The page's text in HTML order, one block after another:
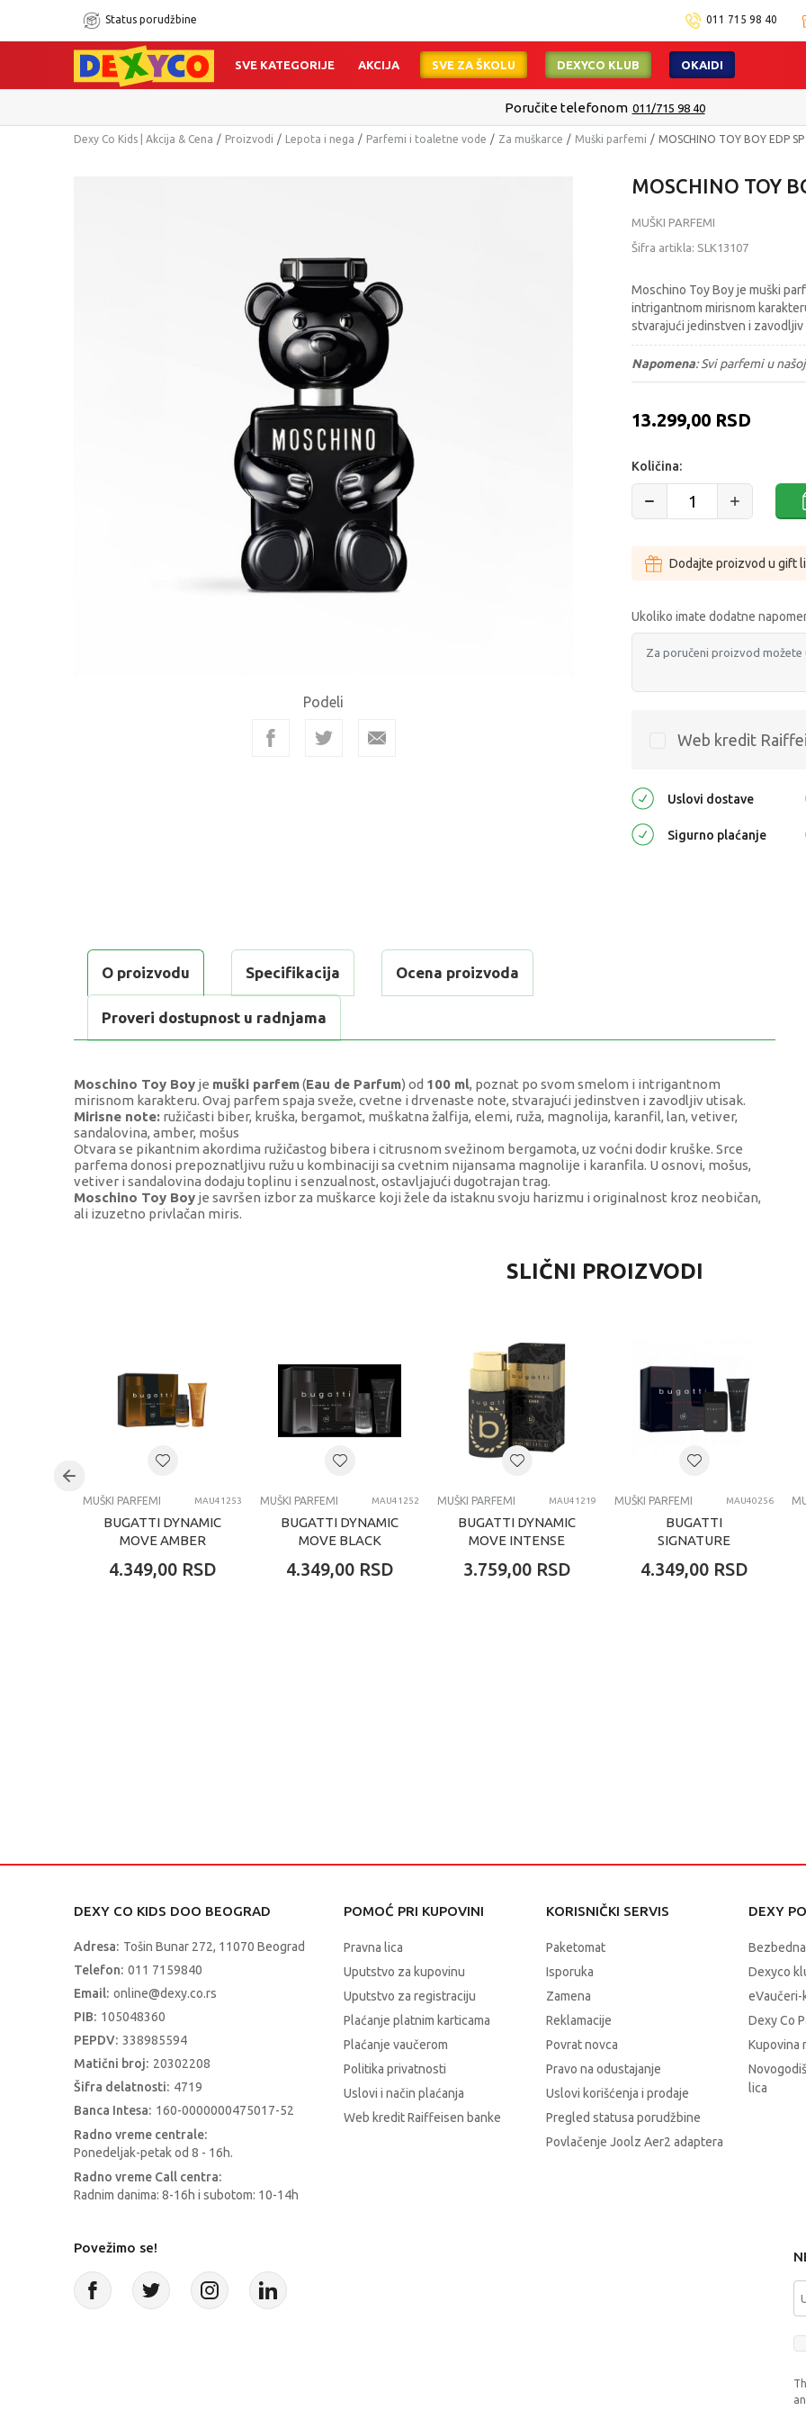
Status porudžbine 011 715 98 40
SVE KATEGORIJE AKCIJA SVE ZA ŠKOLU DEXYCO KLUB OKAIDI
Poručite telefonom 011/715 98 40
Dexy Co Kids | Akcija & Cena Proizvodi Lepota i nega Parfemi i toaletne vode Za muškarce Muški parfemi MOSCHINO TOY BOY EDP
Podeli
MOSCHINO TOY
MUŠKI PARFEMI
Šifra artikla: SLK13107
Moschino Toy Boy je muški
intrigantnom mirisnom
stvarajući jedinstven i
Napomena:Svi parfemi u
13.299,00 RSD
Količina:
Dodajte proizvod u gift
Ukoliko imate dodatne
Web kredit
Uslovi dostave
Sigurno plaćanje
O proizvodu Specifikacija Ocena proizvoda
Proveri dostupnost u radnjama
Moschino Toy Boy je muški parfem(Eau de Parfum) od 100 ml, poznat po svom smelom i intrigantnom
mirisnom karakteru. Ovaj parfem spaja sveže, cvetne i drvenaste note, stvarajući jedinstven i zavodljiv utisak.
Mirisne note: ružičasti biber, kruška, bergamot, muškatna žalfija, elemi, ruža, magnolija, karanfil, lan, vetiver,
sandalovina, amber, mošus
Otvara se pikantnim akordima ružičastog bibera i citrusnom svežinom bergamota, uz voćni dodir kruške. Srce
parfema donosi prepoznatljivu ružu u kombinaciji sa cvetnim nijansama magnolije i karanfila. U osnovi, mošus,
vetiver i sandalovina dodaju toplinu i senzualnost, ostavljajući dugotrajan trag.
Moschino Toy Boy je savršen izbor za muškarce koji žele da istaknu svoju harizmu i originalnost kroz neobičan,
ali izuzetno privlačan miris.
Muški parfemi
dečaci
Uzrast svi uzrasti
Muski parfemi
SLIČNI PROIZVODI
MUŠKI PARFEMI MAU41253
BUGATTI DYNAMIC
MOVE AMBER
TOALETNA VODA
4.349,00 RSD
MUŠKI PARFEMI MAU41252
BUGATTI DYNAMIC
MOVE BLACK
TOALETNA VODA
4.349,00 RSD
MUŠKI PARFEMI MAU41219
BUGATTI DYNAMIC
MOVE INTENSE
ML
3.759,00 RSD
MUŠKI PARFEMI MAU40256
BUGATTI
SIGNATURE
SET TOALETNA
4.349,00 RSD
DEXY CO KIDS DOO BEOGRAD
Adresa: Tošin Bunar 272, 11070 Beograd
Telefon: 011 7159840
Email: online@dexy.co.rs
PIB: 105048360
PEPDV: 338985594
Matični broj: 20302208
Šifra delatnosti: 4719
Banca Intesa: 160-0000000475017-52
Radno vreme centrale:
Ponedeljak-petak od 8 - 16h.
Radno vreme Call centra:
Radnim danima: 8-16h i subotom: 10-14h
POMOĆ PRI KUPOVINI
Pravna lica
Uputstvo za kupovinu
Uputstvo za registraciju
Plaćanje platnim karticama
Plaćanje vaučerom
Politika privatnosti
Uslovi i način plaćanja
Web kredit Raiffeisen banke
KORISNIČKI SERVIS
Paketomat
Isporuka
Zamena
Reklamacije
Povrat novca
Pravo na odustajanje
Uslovi korišćenja i prodaje
Pregled statusa porudžbine
Povlačenje Joolz Aer2 adaptera
DEXY
Dexyco
Dexy Co
Kupovina
lica
Povežimo se!